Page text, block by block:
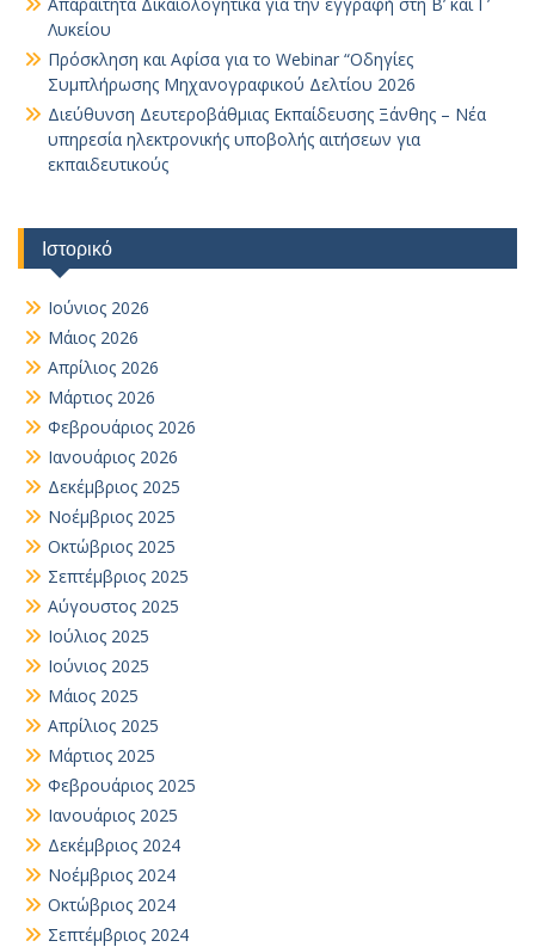
Λυκείου
Πρόσκληση και Αφίσα για το Webinar “Οδηγίες
Συμπλήρωσης Μηχανογραφικού Δελτίου 2026
Διεύθυνση Δευτεροβάθμιας Εκπαίδευσης Ξάνθης – Νέα
υπηρεσία ηλεκτρονικής υποβολής αιτήσεων για
εκπαιδευτικούς
Ιστορικό
Ιούνιος 2026
Μάιος 2026
Απρίλιος 2026
Μάρτιος 2026
Φεβρουάριος 2026
Ιανουάριος 2026
Δεκέμβριος 2025
Νοέμβριος 2025
Οκτώβριος 2025
Σεπτέμβριος 2025
Αύγουστος 2025
Ιούλιος 2025
Ιούνιος 2025
Μάιος 2025
Απρίλιος 2025
Μάρτιος 2025
Φεβρουάριος 2025
Ιανουάριος 2025
Δεκέμβριος 2024
Νοέμβριος 2024
Οκτώβριος 2024
Σεπτέμβριος 2024